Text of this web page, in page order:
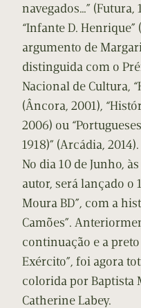
navegados…” (Futura,
“Infante D. Henrique”
argumento de
distinguida com o
Nacional de Cultura,
(Âncora, 2001),
2006) ou
1918)” (Arcádia, 2014).
No dia 10 de Junho,
autor, será lançado o
Moura BD”, com a
Camões”.
continuação e a
Exército”, foi agora
colorida por Baptista
Catherine Labey.